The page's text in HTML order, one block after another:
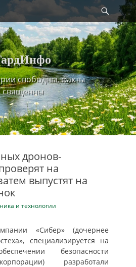
свободны, факты
священны
дронов-
на
выпустят на
и технологии
«Сибер» (дочернее
специализируется на
безопасности
разработали